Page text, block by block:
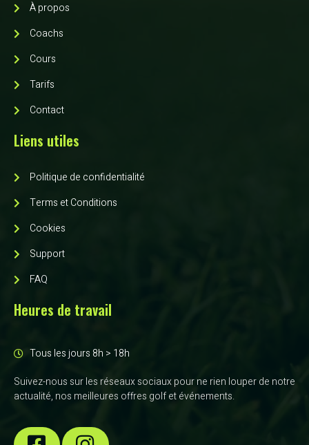
À propos
Coachs
Cours
Tarifs
Contact
Liens utiles
Politique de confidentialité
Terms et Conditions
Cookies
Support
FAQ
Heures de travail
Tous les jours 8h > 18h
Suivez-nous sur les réseaux sociaux pour ne rien louper de notre
actualité, nos meilleures offres golf et événements.